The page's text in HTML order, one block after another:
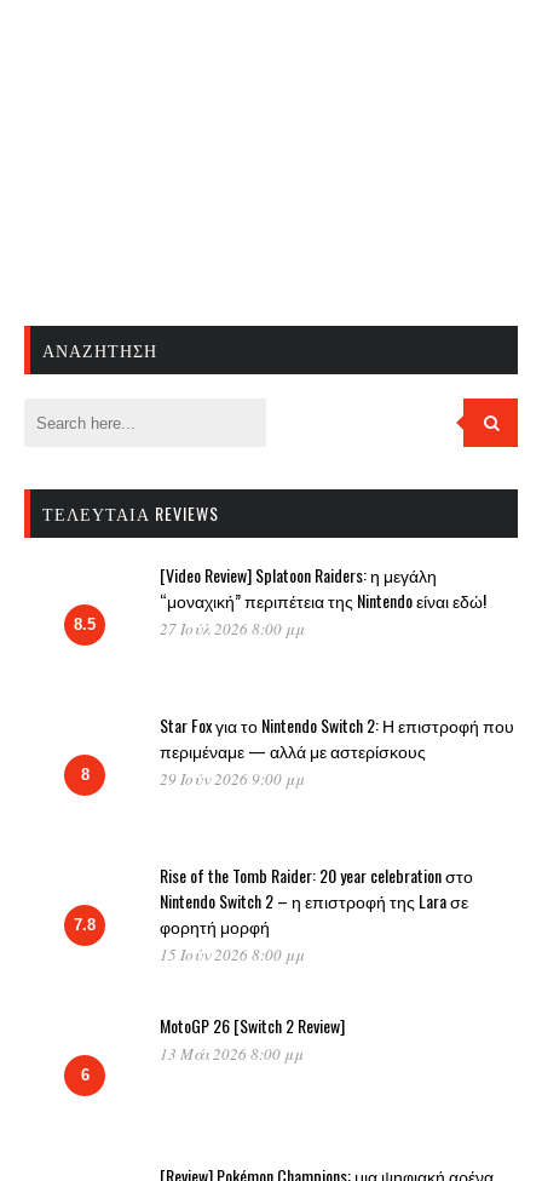
ΑΝΑΖΉΤΗΣΗ
ΤΕΛΕΥΤΑΊΑ REVIEWS
8.5
[Video Review] Splatoon Raiders: η μεγάλη
“μοναχική” περιπέτεια της Nintendo είναι εδώ!
27 Ιούλ 2026 8:00 μμ
8
Star Fox για το Nintendo Switch 2: Η επιστροφή που
περιμέναμε — αλλά με αστερίσκους
29 Ιούν 2026 9:00 μμ
7.8
Rise of the Tomb Raider: 20 year celebration στο
Nintendo Switch 2 – η επιστροφή της Lara σε
φορητή μορφή
15 Ιούν 2026 8:00 μμ
6
MotoGP 26 [Switch 2 Review]
13 Μάι 2026 8:00 μμ
[Review] Pokémon Champions: μια ψηφιακή αρένα,